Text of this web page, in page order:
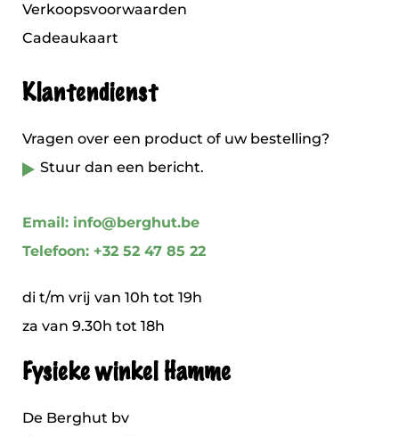
Verkoopsvoorwaarden
Cadeaukaart
Klantendienst
Vragen over een product of uw bestelling?
Stuur dan een bericht.
Email: info@berghut.be
Telefoon: +32 52 47 85 22
di t/m vrij van 10h tot 19h
za van 9.30h tot 18h
Fysieke winkel Hamme
De Berghut bv